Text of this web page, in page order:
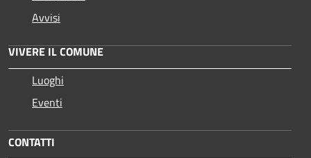
Avvisi
VIVERE IL COMUNE
Luoghi
Eventi
CONTATTI